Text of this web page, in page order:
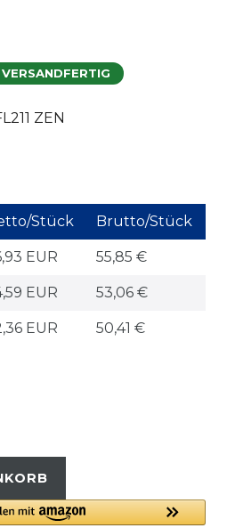
ZEN
Stück Brutto/Stück
EUR 55,85 €
EUR 53,06 €
EUR 50,41 €